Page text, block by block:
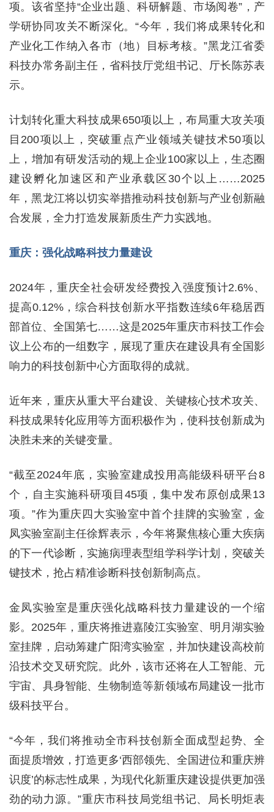
项。该省坚持“企业出题、科研解题、市场阅卷”，产
学研协同攻关不断深化。“今年，我们将成果转化和
产业化工作纳入各市（地）目标考核。”黑龙江省委
科技办常务副主任，省科技厅党组书记、厅长陈苏表
示。
计划转化重大科技成果650项以上，布局重大攻关项
目200项以上，突破重点产业领域关键技术50项以
上，增加有研发活动的规上企业100家以上，生态圈
建设孵化加速区和产业承载区30个以上……2025
年，黑龙江将以切实举措推动科技创新与产业创新融
合发展，全力打造发展新质生产力实践地。
重庆：强化战略科技力量建设
2024年，重庆全社会研发经费投入强度预计2.6%、
提高0.12%，综合科技创新水平指数连续6年稳居西
部首位、全国第七……这是2025年重庆市科技工作会
议上公布的一组数字，展现了重庆在建设具有全国影
响力的科技创新中心方面取得的成就。
近年来，重庆从重大平台建设、关键核心技术攻关、
科技成果转化应用等方面积极作为，使科技创新成为
决胜未来的关键变量。
“截至2024年底，实验室建成投用高能级科研平台8
个，自主实施科研项目45项，集中发布原创成果13
项。”作为重庆四大实验室中首个挂牌的实验室，金
凤实验室副主任徐辉表示，今年将聚焦核心重大疾病
的下一代诊断，实施病理表型组学科学计划，突破关
键技术，抢占精准诊断科技创新制高点。
金凤实验室是重庆强化战略科技力量建设的一个缩
影。2025年，重庆将推进嘉陵江实验室、明月湖实验
室挂牌，启动筹建广阳湾实验室，并加快建设高校前
沿技术交叉研究院。此外，该市还将在人工智能、元
宇宙、具身智能、生物制造等新领域布局建设一批市
级科技平台。
“今年，我们将推动全市科技创新全面成型起势、全
面提质增效，打造更多‘西部领先、全国进位和重庆辨
识度’的标志性成果，为现代化新重庆建设提供更加强
劲的动力源。”重庆市科技局党组书记、局长明炬表